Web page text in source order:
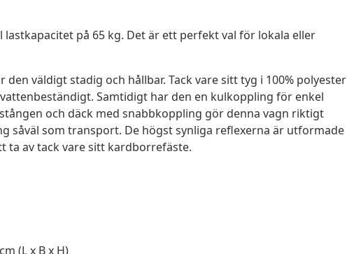
på 65 kg. Det är ett perfekt val för lokala eller
väldigt stadig och hållbar. Tack vare sitt tyg i 100% polyester
Samtidigt har den en kulkoppling för enkel
och däck med snabbkoppling gör denna vagn riktigt
såväl som transport. De högst synliga reflexerna är utformade
ta av tack vare sitt kardborrefäste.
(L x B x H)